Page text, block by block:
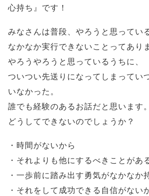
心持ち』です！
みなさんは普段、やろうと思ってい
なかなか実行できないことってあり
やろうやろうと思っているうちに、
ついつい先送りになってしまってい
いなかった。
誰でも経験のあるお話だと思います。
どうしてできないのでしょうか？
・時間がないから
・それよりも他にするべきことがあ
・一歩前に踏み出す勇気がなかなか
・それをして成功できる自信がない